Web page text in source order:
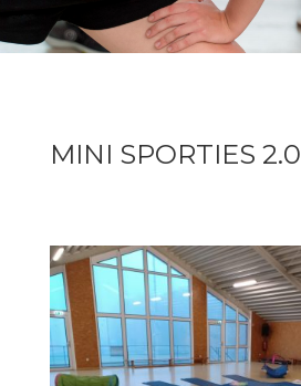
MINI SPORTIES 2.0